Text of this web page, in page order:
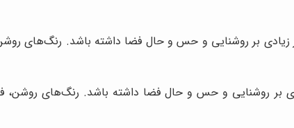
زیادی بر روشنایی و حس و حال فضا داشته باشد. رنگ‌های
بر روشنایی و حس و حال فضا داشته باشد. رنگ‌های روشن،